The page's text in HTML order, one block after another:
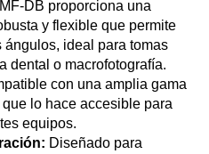
DB proporciona una
y flexible que permite
ideal para tomas
dental o macrofotografía.
con una amplia gama
lo hace accesible para
equipos.
Diseñado para